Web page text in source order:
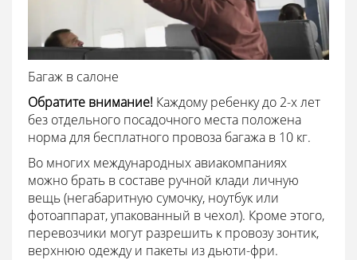
Багаж в салоне
Обратите внимание! Каждому ребенку до 2-х лет
без отдельного посадочного места положена
норма для бесплатного провоза багажа в 10 кг.
Во многих международных авиакомпаниях
можно брать в составе ручной клади личную
вещь (негабаритную сумочку, ноутбук или
фотоаппарат, упакованный в чехол). Кроме этого,
перевозчики могут разрешить к провозу зонтик,
верхнюю одежду и пакеты из дьюти-фри.